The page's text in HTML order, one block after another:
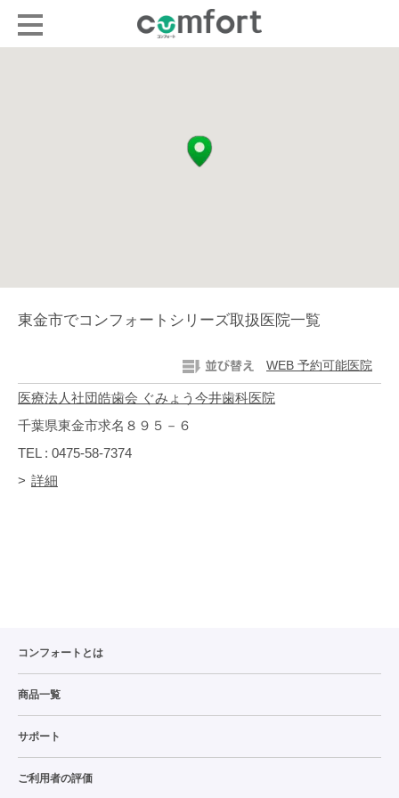
東金市でコンフォートシリーズ取扱医院一覧
WEB 予約可能医院
医療法人社団皓歯会 ぐみょう今井歯科医院
千葉県東金市求名８９５－６
TEL : 0475-58-7374
詳細
コンフォートとは
商品一覧
サポート
ご利用者の評価